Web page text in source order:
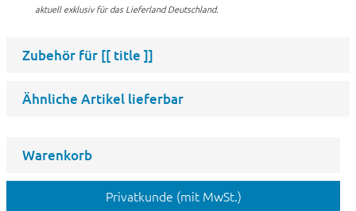
aktuell exklusiv für das Lieferland Deutschland.
Zubehör für [[ title ]]
Ähnliche Artikel lieferbar
Warenkorb
Privatkunde (mit MwSt.)